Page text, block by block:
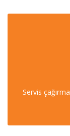
Servis